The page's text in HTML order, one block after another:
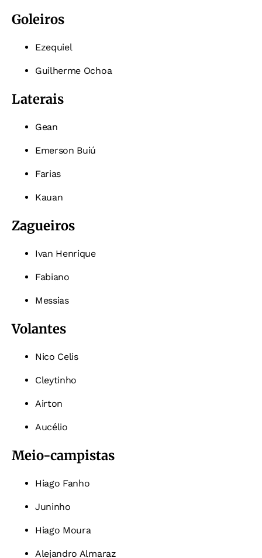
Goleiros
Ezequiel
Guilherme Ochoa
Laterais
Gean
Emerson Buiú
Farias
Kauan
Zagueiros
Ivan Henrique
Fabiano
Messias
Volantes
Nico Celis
Cleytinho
Airton
Aucélio
Meio-campistas
Hiago Fanho
Juninho
Hiago Moura
Alejandro Almaraz